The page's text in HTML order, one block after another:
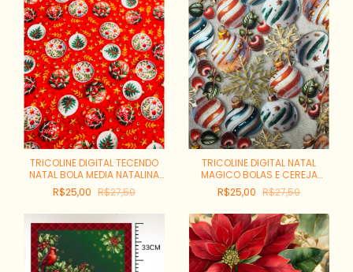
TRICOLINE DIGITAL TECENDO
NATAL BOLA MEDIA NATALINA
FUNDO VERMELHO COR:001D
REF:R475312
R$25,00 R$27,50
TRICOLINE DIGITAL NATAL
MAGICO BOLAS E CEREJA
FUNDO CINZA COR:001D
REF:R475309
R$25,00 R$27,50